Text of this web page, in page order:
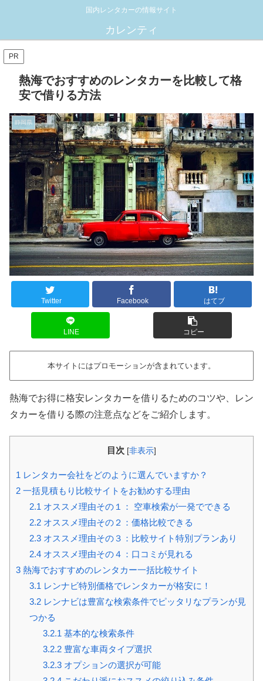
国内レンタカーの情報サイト
カレンティ
PR
熱海でおすすめのレンタカーを比較して格
安で借りる方法
静岡県
Twitter Facebook はてブ
LINE コピー
本サイトにはプロモーションが含まれています。
熱海でお得に格安レンタカーを借りるためのコツや、レン
タカーを借りる際の注意点などをご紹介します。
目次 [非表示]
1 レンタカー会社をどのように選んでいますか？
2 一括見積もり比較サイトをお勧めする理由
2.1 オススメ理由その１： 空車検索が一発でできる
2.2オススメ理由その２：価格比較できる
2.3オススメ理由その３：比較サイト特別プランあり
2.4オススメ理由その４：口コミが見れる
3 熱海でおすすめのレンタカー一括比較サイト
3.1 レンナビ特別価格でレンタカーが格安に！
3.2レンナビは豊富な検索条件でピッタリなプランが見
つかる
3.2.1 基本的な検索条件
3.2.2豊富な車両タイプ選択
3.2.3オプションの選択が可能